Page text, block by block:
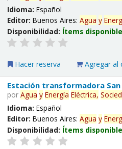
Idioma:Español
Editor:Buenos Aires:Agua y
Disponibilidad: Ítems
Hacer reserva Agregar al
Estación transformadora
porAgua y Energía Eléctrica,
Idioma:Español
Editor:Buenos Aires:Agua y
Disponibilidad: Ítems